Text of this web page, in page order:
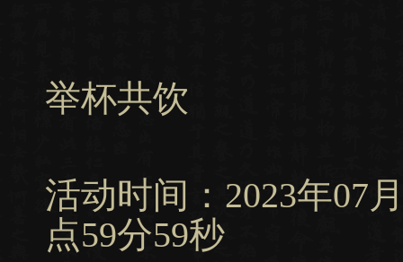
举杯共饮
活动时间：2023年07
点59分59秒